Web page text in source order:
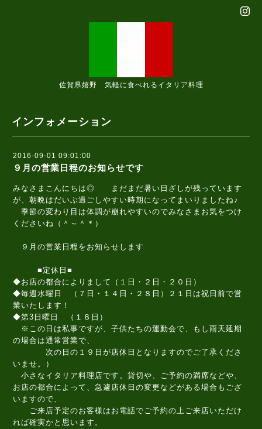
佐賀県嬉野 気軽に食べれるイタリア料理
インフォメーション
2016-09-01 09:01:00
９月の営業日程のお知らせです
みなさまこんにちは◎ まだまだ暑い日ざしが残っています
が、朝晩はだいぶ過ごしやすい時期になってまいりましたね♪
季節の変わり目は体調が崩れやすいのでみなさまお気をつけ
くださいね（＾～＾＊）
９月の営業日程をお知らせします
■定休日■
◆お店の都合によりまして（１日・２日・２０日）
◆毎週水曜日 （７日・１４日・２８日）２１日は祝日前で営
業いたします！
◆第3日曜日 （１８日）
※この日は私事ですが、子供たちの運動会で、もし雨天延期
の場合は通常営業で、
次の日の１９日が店休日となりますのでご了承くださ
いませ。）
小さなイタリア料理店です。貸切や、ご予約の満席などや、
お店の都合によって、急遽店休日の変更などがある場合もござ
いますので、
ご来店予定のお客様はお電話でご予約の上ご来店いただけ
れば確実かと思います。